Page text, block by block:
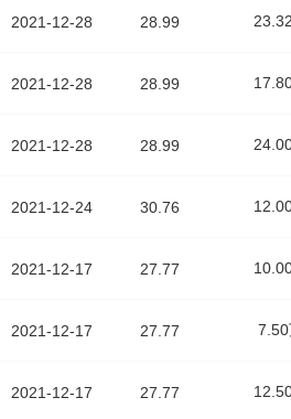
2021-12-28
2021-12-28
2021-12-28
2021-12-24
2021-12-17
2021-12-17
2021-12-17
28.99
28.99
28.99
30.76
27.77
27.77
27.77